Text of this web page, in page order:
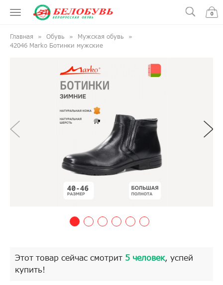
0
Главная Обувь
Мужская обувь
42046 Marko Ботинки мужские
Этот товар сейчас смотрит 5 человек, успей
купить!